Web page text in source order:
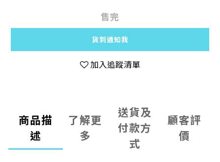
售完
貨到通知我
加入追蹤清單
商品描
述
了解更
多
送貨及
付款方
式
顧客評
價